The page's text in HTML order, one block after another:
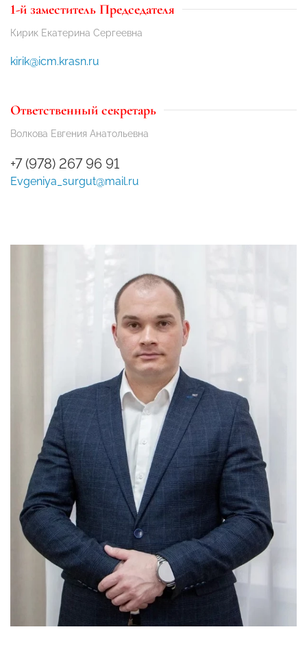
1-й заместитель Председателя
Кирик Екатерина Сергеевна
kirik@icm.krasn.ru
Ответственный секретарь
Волкова Евгения Анатольевна
+7 (978) 267 96 91
Evgeniya_surgut@mail.ru